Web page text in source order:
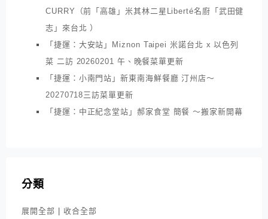
CURRY（前「高雄」米其林二星Liberté名廚「武田健
志」來台北 ）
「捷運：大安站」Miznon Taipei 米諾台北 x 以色列
菜 二訪 20260201 午、晚餐菜單更新
「捷運：小南門站」新東南海鮮餐廳 汀州店～
20270718三訪菜單更新
「捷運：中正紀念堂站」郝家食堂 簡餐 ～搬家新開幕
分類
展開全部
收合全部